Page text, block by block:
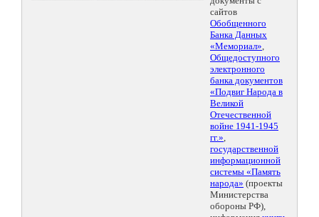
сайтов
Обобщенного
Банка Данных
«Мемориал»,
Общедоступного
электронного
банка документов
«Подвиг Народа в
Великой
Отечественной
войне 1941-1945
гг.»,
государственной
информационной
системы «Память
народа» (проекты
Министерства
обороны РФ),